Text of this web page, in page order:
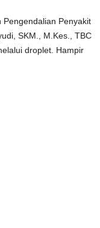
Penyakit
SKM., M.Kes., TBC
droplet. Hampir